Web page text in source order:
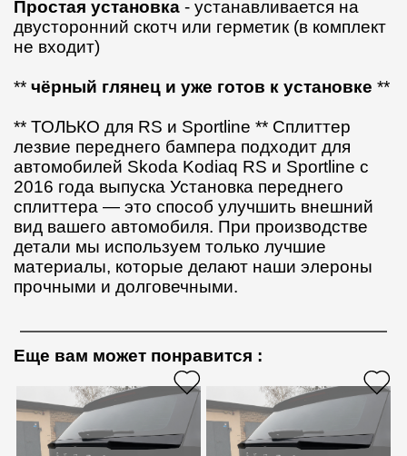
Простая установка - устанавливается на
двусторонний скотч или герметик (в комплект
не входит)
** чёрный глянец и уже готов к установке **
** ТОЛЬКО для RS и Sportline ** Сплиттер
лезвие переднего бампера подходит для
автомобилей Skoda Kodiaq RS и Sportline с
2016 года выпуска Установка переднего
сплиттера — это способ улучшить внешний
вид вашего автомобиля. При производстве
детали мы используем только лучшие
материалы, которые делают наши элероны
прочными и долговечными.
Еще вам может понравится :